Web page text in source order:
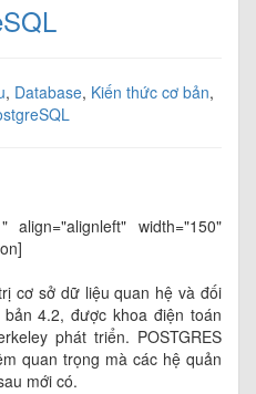
, Database, Kiến thức cơ bản,
align="alignleft" width="150"
cơ sở dữ liệu quan hệ và đối
4.2, được khoa điện toán
phát triển. POSTGRES
quan trọng mà các hệ quản
mới có.